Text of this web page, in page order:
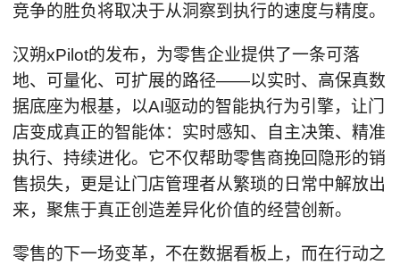
竞争的胜负将取决于从洞察到执行的速度与精度。
汉朔xPilot的发布，为零售企业提供了一条可落
地、可量化、可扩展的路径——以实时、高保真数
据底座为根基，以AI驱动的智能执行为引擎，让门
店变成真正的智能体：实时感知、自主决策、精准
执行、持续进化。它不仅帮助零售商挽回隐形的销
售损失，更是让门店管理者从繁琐的日常中解放出
来，聚焦于真正创造差异化价值的经营创新。
零售的下一场变革，不在数据看板上，而在行动之